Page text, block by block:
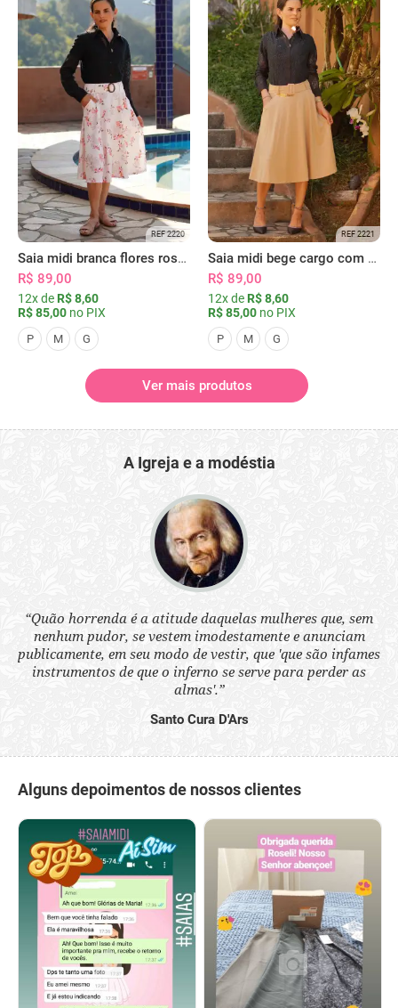
REF 2220
Saia midi branca flores rosas com bolsos
R$ 89,00
12x de R$ 8,60
R$ 85,00 no PIX
P M G
REF 2221
Saia midi bege cargo com bolsos
R$ 89,00
12x de R$ 8,60
R$ 85,00 no PIX
P M G
Ver mais produtos
A Igreja e a modéstia
“Quão horrenda é a atitude daquelas mulheres que, sem
nenhum pudor, se vestem imodestamente e anunciam
publicamente, em seu modo de vestir, que 'que são infames
instrumentos de que o inferno se serve para perder as
almas'.”
Santo Cura D'Ars
Alguns depoimentos de nossos clientes